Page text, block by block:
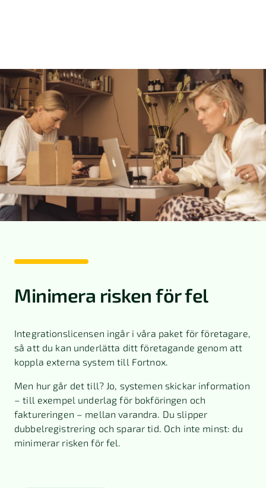
Minimera risken för fel
Integrationslicensen ingår i våra paket för företagare,
så att du kan underlätta ditt företagande genom att
koppla externa system till Fortnox.
Men hur går det till? Jo, systemen skickar information
– till exempel underlag för bokföringen och
faktureringen – mellan varandra. Du slipper
dubbelregistrering och sparar tid. Och inte minst: du
minimerar risken för fel.